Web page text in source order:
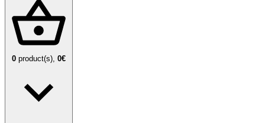
0 product(s), 0€